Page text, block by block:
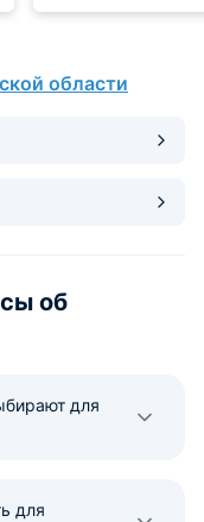
хозяева. Большое
номере есть все
области
об
для
для